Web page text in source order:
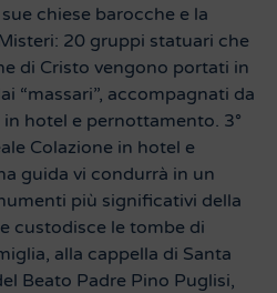
chiese barocche e la
20 gruppi statuari che
di Cristo vengono portati in
“massari”, accompagnati da
hotel e pernottamento. 3°
Colazione in hotel e
guida vi condurrà in un
più significativi della
custodisce le tombe di
alla cappella di Santa
Beato Padre Pino Puglisi,